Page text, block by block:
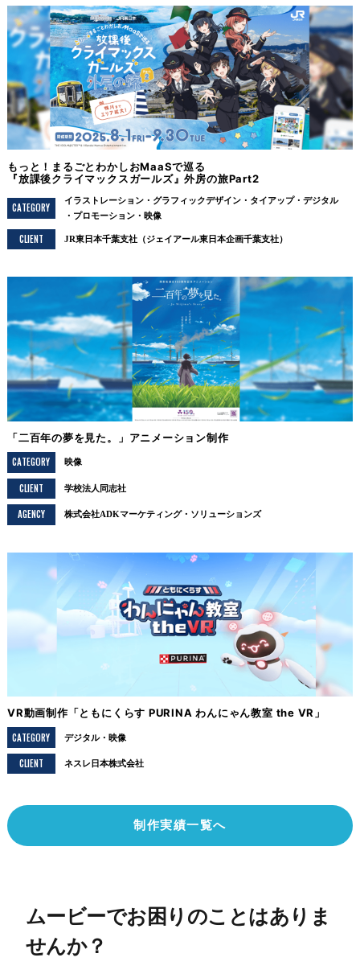
もっと！まるごとわかしおMaaSで巡る
『放課後クライマックスガールズ』外房の旅Part2
CATEGORY
イラストレーション グラフィックデザイン タイアップ
デジタル
プロモーション
映像
CLIENT JR東日本千葉支社（ジェイアール東日本企画千葉支社）
「二百年の夢を見た。」アニメーション制作
CATEGORY
映像
CLIENT 学校法人同志社
AGENCY 株式会社ADKマーケティング・ソリューションズ
VR動画制作「ともにくらす PURINA わんにゃん教室 the VR」
CATEGORY
デジタル 映像
CLIENT ネスレ日本株式会社
制作実績一覧へ
ムービーでお困りのことはありま
せんか？